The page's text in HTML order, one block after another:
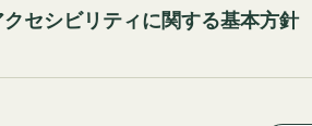
クセシビリティに関する基本方針